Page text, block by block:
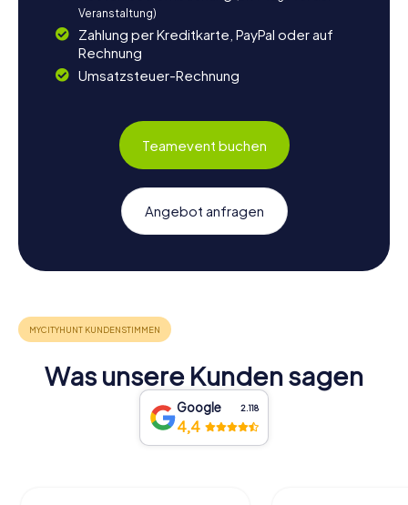
Veranstaltung)
Zahlung per Kreditkarte, PayPal oder auf
Rechnung
Umsatzsteuer-Rechnung
Teamevent buchen
Angebot anfragen
Was unsere Kunden sagen
Google 2.118
4,4